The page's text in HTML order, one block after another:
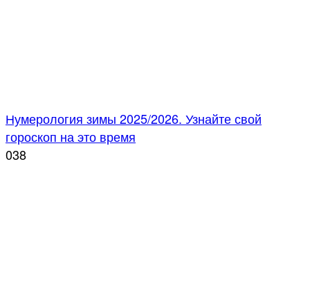
Нумерология зимы 2025/2026. Узнайте свой
гороскоп на это время
038